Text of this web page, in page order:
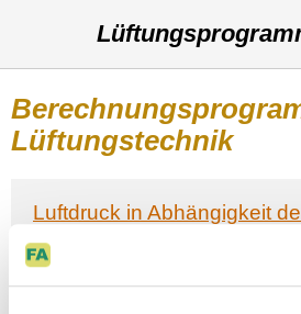
Lüftungstechnik
Luftdruck in Abhängigkeit
Berücksichtigung der
Barometrische Höhenformel
Mit zunehmender Höhe